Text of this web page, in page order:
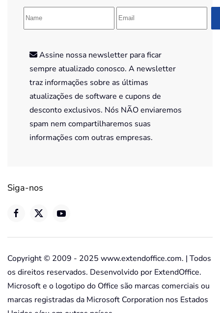
Assine nossa newsletter para ficar
sempre atualizado conosco. A newsletter
traz informações sobre as últimas
atualizações de software e cupons de
desconto exclusivos. Nós NÃO enviaremos
spam nem compartilharemos suas
informações com outras empresas.
Siga-nos
Copyright © 2009 - 2025 www.extendoffice.com. | Todos
os direitos reservados. Desenvolvido por ExtendOffice.
Microsoft e o logotipo do Office são marcas comerciais ou
marcas registradas da Microsoft Corporation nos Estados